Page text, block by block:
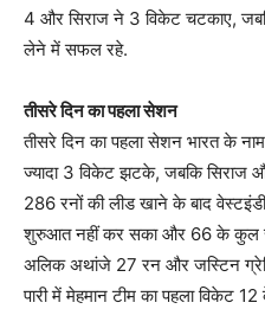
4 और सिराज ने 3 विकेट चटकाए,
लेने में सफल रहे.
तीसरे दिन का पहला सेशन
तीसरे दिन का पहला सेशन भारत के
ज्यादा 3 विकेट झटके, जबकि सिराज
286 रनों की लीड खाने के बाद
शुरुआत नहीं कर सका और 66 के कुल
अलिक अथांजे 27 रन और जस्टिन
पारी में मेहमान टीम का पहला विकेट